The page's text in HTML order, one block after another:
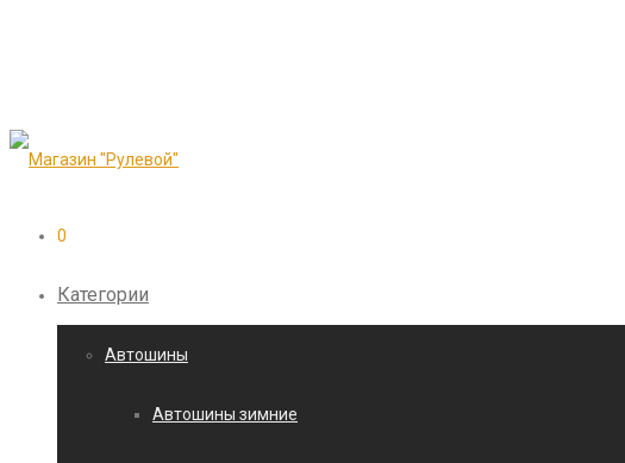
0
Категории
Автошины
Автошины зимние